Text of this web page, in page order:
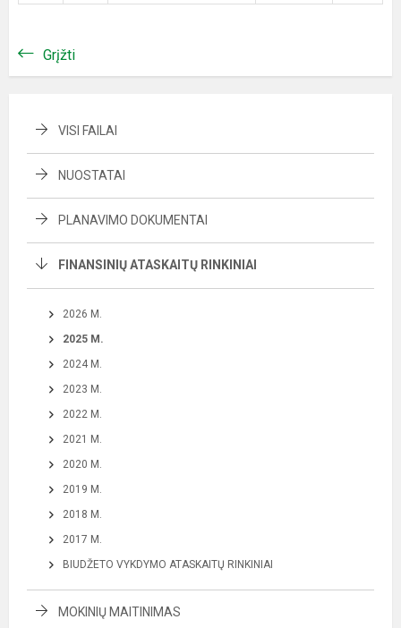
Grįžti
VISI FAILAI
NUOSTATAI
PLANAVIMO DOKUMENTAI
FINANSINIŲ ATASKAITŲ RINKINIAI
2026 M.
2025 M.
2024 M.
2023 M.
2022 M.
2021 M.
2020 M.
2019 M.
2018 M.
2017 M.
BIUDŽETO VYKDYMO ATASKAITŲ RINKINIAI
MOKINIŲ MAITINIMAS